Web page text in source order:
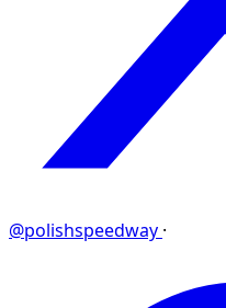
@polishspeedway ·